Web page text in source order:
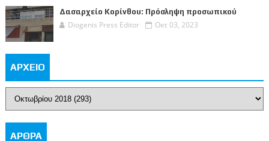
Δασαρχείο Κορίνθου: Πρόσληψη προσωπικού
Diogenis Press Editor Οκτ 03, 2023
ΑΡΧΕΙΟ
ΑΡΘΡΑ